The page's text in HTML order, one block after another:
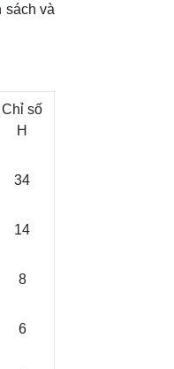
sách và
Chỉ số
H
34
14
8
6